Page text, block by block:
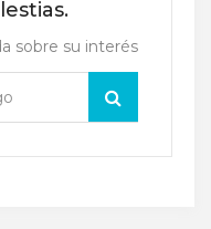
sobre su interés